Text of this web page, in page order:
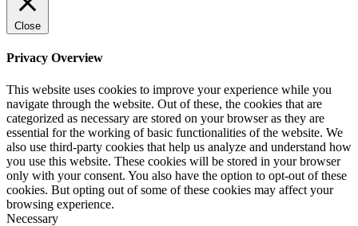
Close
Privacy Overview
This website uses cookies to improve your experience while you
navigate through the website. Out of these, the cookies that are
categorized as necessary are stored on your browser as they are
essential for the working of basic functionalities of the website. We
also use third-party cookies that help us analyze and understand how
you use this website. These cookies will be stored in your browser
only with your consent. You also have the option to opt-out of these
cookies. But opting out of some of these cookies may affect your
browsing experience.
Necessary